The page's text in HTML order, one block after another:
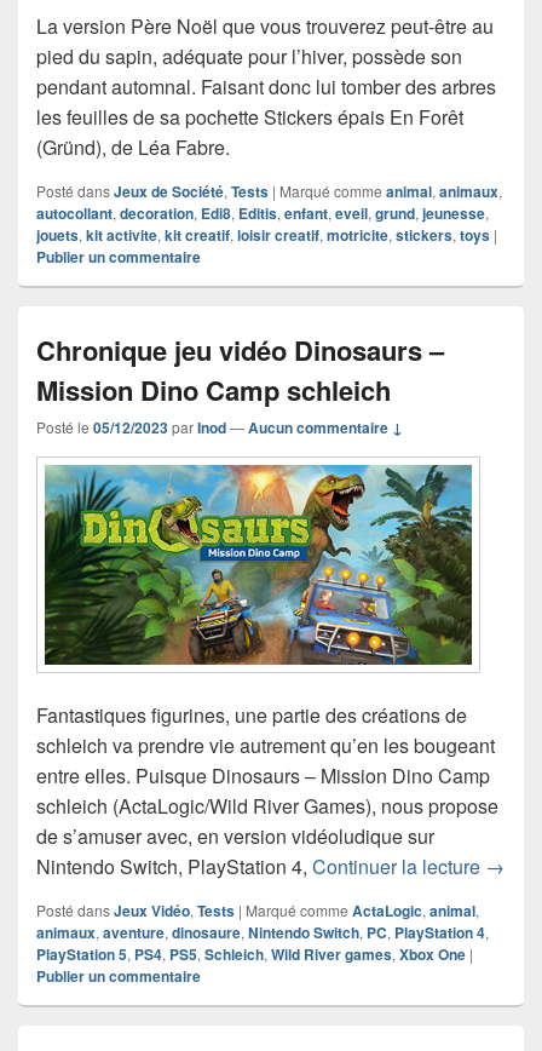
La version Père Noël que vous trouverez peut-être au
pied du sapin, adéquate pour l’hiver, possède son
pendant automnal. Faisant donc lui tomber des arbres
les feuilles de sa pochette Stickers épais En Forêt
(Gründ), de Léa Fabre.
Posté dansJeux de Société, Tests | Marqué comme animal, animaux,
autocollant, decoration, Edi8, Editis, enfant, eveil, grund, jeunesse,
jouets, kit activite, kit creatif, loisir creatif, motricite, stickers, toys |
Publier un commentaire
Chronique jeu vidéo Dinosaurs –
Mission Dino Camp schleich
Posté le 05/12/2023parInod—Aucun commentaire ↓
Fantastiques figurines, une partie des créations de
schleich va prendre vie autrement qu’en les bougeant
entre elles. Puisque Dinosaurs – Mission Dino Camp
schleich (ActaLogic/Wild River Games), nous propose
de s’amuser avec, en version vidéoludique sur
Nintendo Switch, PlayStation 4, Continuer la lecture →
Posté dansJeux Vidéo, Tests | Marqué comme ActaLogic, animal,
animaux, aventure, dinosaure, Nintendo Switch, PC, PlayStation 4,
PlayStation 5, PS4, PS5, Schleich, Wild River games, Xbox One |
Publier un commentaire